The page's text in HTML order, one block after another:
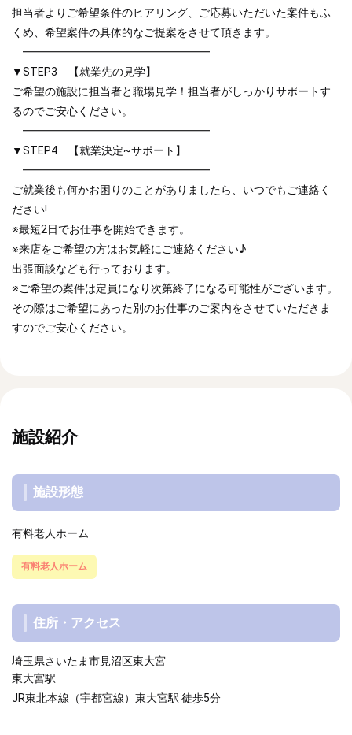
担当者よりご希望条件のヒアリング、ご応募いただいた案件もふ
くめ、希望案件の具体的なご提案をさせて頂きます。
━━━━━━━━━━━━━━━━━
▼STEP3 【就業先の見学】
ご希望の施設に担当者と職場見学！担当者がしっかりサポートす
るのでご安心ください。
━━━━━━━━━━━━━━━━━
▼STEP4 【就業決定~サポート】
━━━━━━━━━━━━━━━━━
ご就業後も何かお困りのことがありましたら、いつでもご連絡く
ださい!
※最短2日でお仕事を開始できます。
※来店をご希望の方はお気軽にご連絡ください♪
出張面談なども行っております。
※ご希望の案件は定員になり次第終了になる可能性がございます。
その際はご希望にあった別のお仕事のご案内をさせていただきま
すのでご安心ください。
施設紹介
施設形態
有料老人ホーム
有料老人ホーム
住所・アクセス
埼玉県さいたま市見沼区東大宮
東大宮駅
JR東北本線（宇都宮線）東大宮駅 徒歩5分